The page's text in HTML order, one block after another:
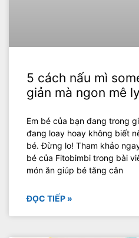
5 cách nấu mì
giản mà ngon mê ly
Em bé của bạn đang trong
đang loay hoay không biết
bé. Đừng lo! Tham khảo
bé của Fitobimbi trong bài
món ăn giúp bé tăng cân
ĐỌC TIẾP »